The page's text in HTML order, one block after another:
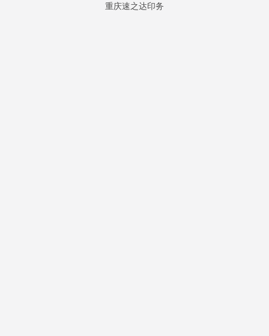
重庆速之达印务